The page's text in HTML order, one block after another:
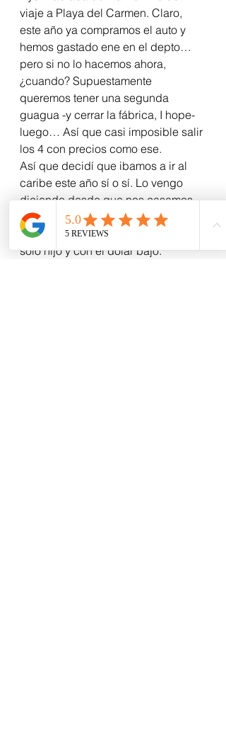
viaje a Playa del Carmen. Claro,
este año ya compramos el auto y
hemos gastado ene en el depto…
pero si no lo hacemos ahora,
¿cuando? Supuestamente
queremos tener una segunda
guagua -y cerrar la fábrica, I hope-
luego… Así que casi imposible salir
los 4 con precios como ese.
Así que decidí que ibamos a ir al
caribe este año sí o sí. Lo vengo
diciendo desde que nos casamos,
pero es el unico momento en el que
podemos hacerlo! Jovenes, con un
solo hijo y con el dólar bajo.